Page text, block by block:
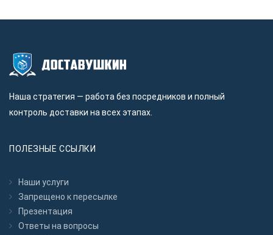
Наша стратегия — работа без посредников и полный
контроль доставки на всех этапах.
ПОЛЕЗНЫЕ ССЫЛКИ
Наши услуги
Запрещено к пересылкe
Презентация
Ответы на вопросы